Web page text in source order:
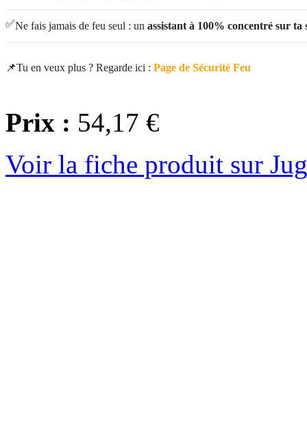
✅Ne fais jamais de feu seul : un assistant à 100% concentré sur ta
📌Tu en veux plus ? Regarde ici : Page de Sécurité Feu
Prix : 54,17 €
Voir la fiche produit sur